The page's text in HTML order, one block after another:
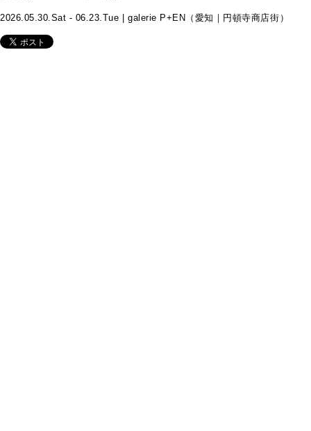
2026.05.30.Sat - 06.23.Tue | galerie P+EN（愛知｜円頓寺商店街）